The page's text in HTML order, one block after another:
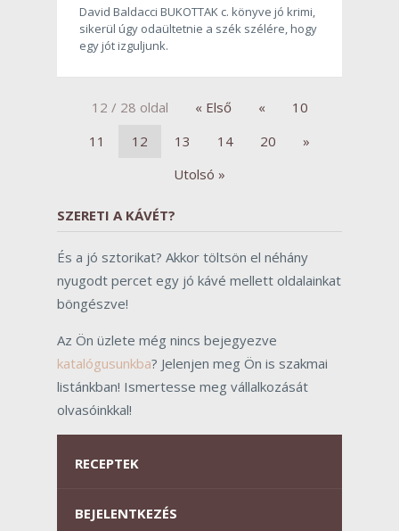
David Baldacci BUKOTTAK c. könyve jó krimi,
sikerül úgy odaültetnie a szék szélére, hogy
egy jót izguljunk.
12 / 28 oldal « Első «
10
11
12 13 14 20
»
Utolsó »
SZERETI A KÁVÉT?
És a jó sztorikat? Akkor töltsön el néhány
nyugodt percet egy jó kávé mellett oldalainkat
böngészve!
Az Ön üzlete még nincs bejegyezve
katalógusunkba? Jelenjen meg Ön is szakmai
listánkban! Ismertesse meg vállalkozását
olvasóinkkal!
RECEPTEK
BEJELENTKEZÉS